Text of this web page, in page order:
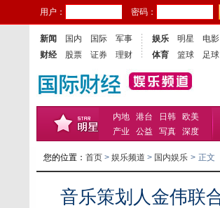
用户： 密码：
新闻 国内 国际
军事
财经
股票 证券 理财
娱乐 明星 电影
体育
篮球 足球
内地 港台 日韩
欧美
产业
公益 写真 深度
您的位置： 首页 > 娱乐频道 > 国内娱乐 > 正文
音乐策划人金伟联